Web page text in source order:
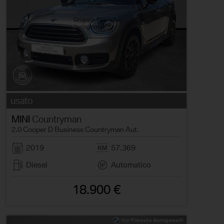
usato
MINI Countryman
2.0 Cooper D Business Countryman Aut.
2019
57.369
Diesel
Automatico
18.900 €